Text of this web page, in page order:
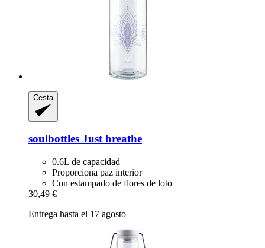
Cesta
soulbottles Just breathe
0.6L de capacidad
Proporciona paz interior
Con estampado de flores de loto
30,49 €
Entrega hasta el 17 agosto